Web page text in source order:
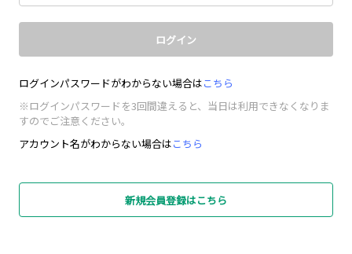
ログイン
ログインパスワードがわからない場合はこちら
※ログインパスワードを3回間違えると、当日は利用できなくなりま
すのでご注意ください。
アカウント名がわからない場合はこちら
新規会員登録はこちら